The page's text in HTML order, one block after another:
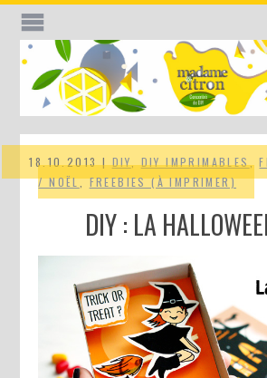
18.10.2013 |DIY,DIY IMPRIMABLES,
/ NOËL,FREEBIES (À IMPRIMER)
DIY : LA